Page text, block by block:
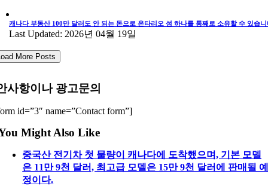
캐나다 부동산 100만 달러도 안 되는 돈으로 온타리오 섬 하나를 통째로 소유할 수 있습니
Last Updated: 2026년 04월 19일
More Posts
사항이나 광고문의
id=”3″ name=”Contact form”]
Might Also Like
중국산 전기차 첫 물량이 캐나다에 도착했으며, 기본 모델
은 11만 9천 달러, 최고급 모델은 15만 9천 달러에 판매될
정이다.